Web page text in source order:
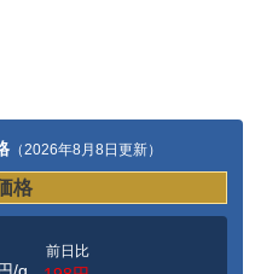
（2026年8月8日更新）
格
/g
前日比